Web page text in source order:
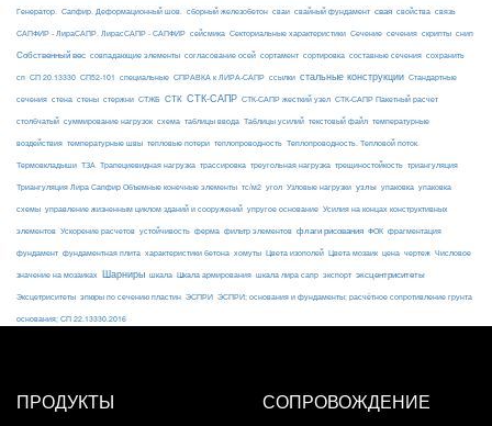
Генератор. Сапфир. Деформационный шов. сборный железобетон сваи свайный фундамент свая свойства связь
САПФИР - ЛираСАПР. ЛирасСАПР - САПФИР сейсмика Секториальные характеристики Сечение сечения скрипты снип
Собственный вес совпадающие элементы согласование осей сортамент сортировка составные сечения сохранить
сп СП 20.13330 СП52-101 специальные СПРАВКА к ЛИРА-САПР ссылки стальные конструкции Стандартные
сечения стена стены стержни СТЖБ СТК СТК-САПР СТК-САПР жесткий узел СТК-САПР Пакетный расчет
столбчатый суммирование нагрузок схема таблицы ввода Таблицы усилий текстовый файл температурные
воздействия температурные швы тепловые потери теплопроводность Теплопроводность. Тепловой поток.
Термовкладыши ТЗА Трапециевидная нагрузка трассировка треугольная нагрузка трещиностойкость триангуляция
Триангуляция Лира Сапфир Объемные конечные элементы тс/м2 угол Узловые нагрузки узлы упаковка упаковка
схемы управление жизненным циклом зданий и сооружений упругое основание Усилия на концах конструктивных
элементов Ускорение расчетов устойчивость ферма фильтр элементов флаги рисования ФОК фрагментация
фундамент фундаментная плита характеристики бетона хомуты Цвета изополей Цвета мозаик цена чертеж Числовое
значение на мозаиках Шарниры шкала Шкала армирования шкала лира сапр экспорт эксцентриситеты
Эксцетриситеты эпюры по сечению пластин ЭСПРИ ЭСПРИ; основания и фундаменты; расчётное сопротивление грунта
основания; СП 22.13330.2016
ПРОДУКТЫ СОПРОВОЖДЕНИЕ